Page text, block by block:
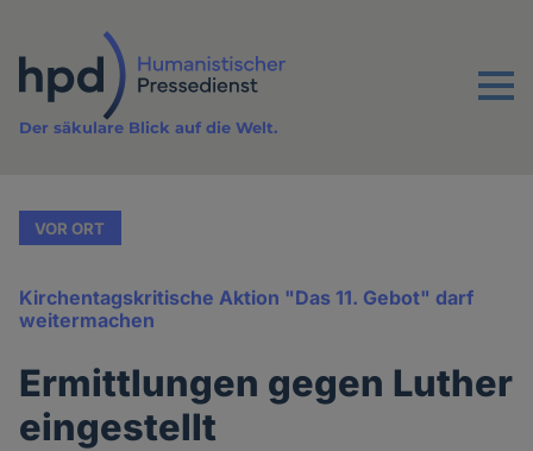
Inhalt
Menu
Der säkulare Blick auf die Welt.
VOR ORT
Kirchentagskritische Aktion "Das 11. Gebot" darf
weitermachen
Ermittlungen gegen Luther
eingestellt